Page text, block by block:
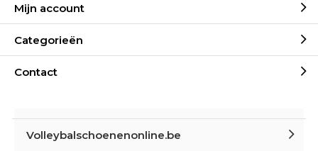
Mijn account
Categorieën
Contact
Volleybalschoenenonline.be